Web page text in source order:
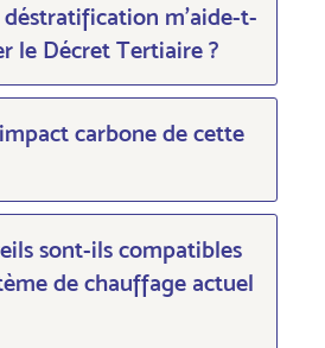
m’aide-t-
le Décret Tertiaire ?
carbone de cette
sont-ils compatibles
de chauffage actuel